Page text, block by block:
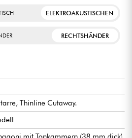
ELEKTROAKUSTISCHEN
RECHTSHÄNDER
Thinline Cutaway.